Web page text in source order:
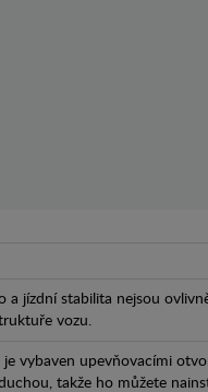
a jízdní stabilita nejsou
vozu.
je vybaven upevňovacími
takže ho můžete